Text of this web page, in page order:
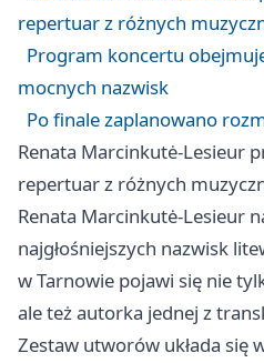
repertuar z różnych
Program koncertu
mocnych nazwisk
Po finale zaplanowano
Renata Marcinkutė-Lesieur
repertuar z różnych
Renata Marcinkutė-Lesieur
najgłośniejszych nazwisk
w Tarnowie pojawi się nie
ale też autorka jednej z
Zestaw utworów układa się